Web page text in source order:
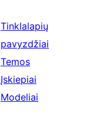
Tinklalapių
pavyzdžiai
Temos
Įskiepiai
Modeliai